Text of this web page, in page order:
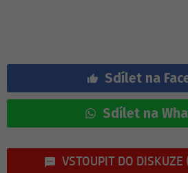
Sdílet na
Sdílet na
VSTOUPIT DO